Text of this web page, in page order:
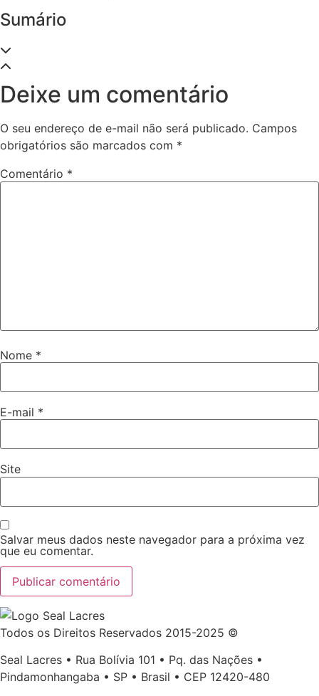
Sumário
Deixe um comentário
O seu endereço de e-mail não será publicado. Campos
obrigatórios são marcados com *
Comentário *
Nome *
E-mail *
Site
Salvar meus dados neste navegador para a próxima vez
que eu comentar.
Todos os Direitos Reservados 2015-2025 ©
Seal Lacres • Rua Bolívia 101 • Pq. das Nações •
Pindamonhangaba • SP • Brasil • CEP 12420-480